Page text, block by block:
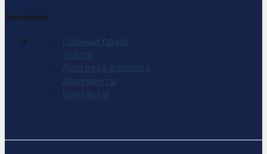
Полезное
Полный прайс
Услуги
Доставка и оплата
Документы
Контакты